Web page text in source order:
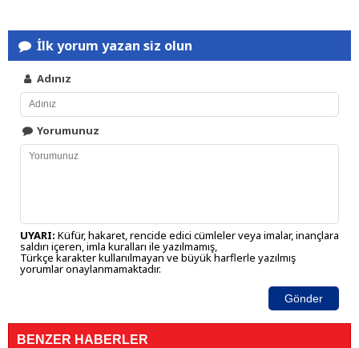
İlk yorum yazan siz olun
Adınız
Yorumunuz
UYARI: Küfür, hakaret, rencide edici cümleler veya imalar, inançlara
saldırı içeren, imla kuralları ile yazılmamış,
Türkçe karakter kullanılmayan ve büyük harflerle yazılmış
yorumlar onaylanmamaktadır.
Gönder
BENZER HABERLER